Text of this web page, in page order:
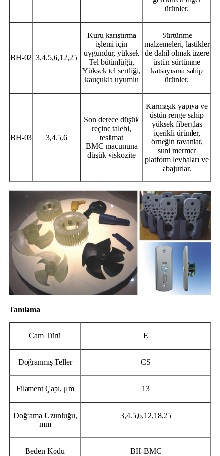
ürünler.
BH-02 3,4.5,6,12,25
Kuru karıştırma
işlemi için
uygundur, yüksek
Tel bütünlüğü,
Yüksek tel sertliği,
kauçukla uyumlu
Sürtünme
malzemeleri, lastikler
de dahil olmak üzere
üstün sürtünme
katsayısına sahip
ürünler.
BH-03 3,4.5,6
Son derece düşük
reçine talebi,
teslimat
BMC macununa
düşük viskozite
Karmaşık yapıya ve
üstün renge sahip
yüksek fiberglas
içerikli ürünler,
örneğin tavanlar,
suni mermer
platform levhaları ve
abajurlar.
Tanılama
Cam Türü E
Doğranmış Teller CS
Filament Çapı, μm 13
Doğrama Uzunluğu,
mm
3,4.5,6,12,18,25
Beden Kodu BH-BMC